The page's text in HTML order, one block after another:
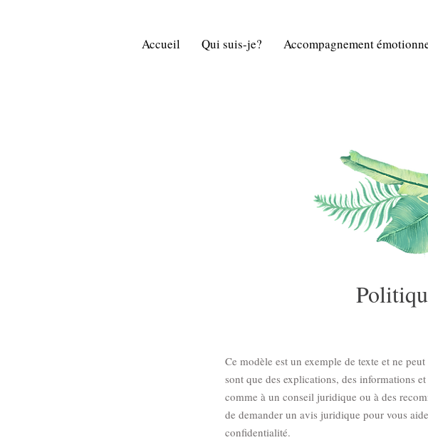
Accueil Qui suis-je? Accompagnement
Ce modèle est un exemple de texte et ne
sont que des explications, des informations
comme à un conseil juridique ou à des
de demander un avis juridique pour vous
confidentialité.